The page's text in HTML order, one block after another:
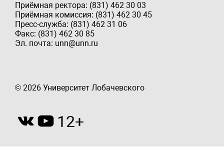
Приёмная ректора: (831) 462 30 03
Приёмная комиссия: (831) 462 30 45
Пресс-служба: (831) 462 31 06
Факс: (831) 462 30 85
Эл. почта: unn@unn.ru
© 2026 Университет Лобачевского
12+